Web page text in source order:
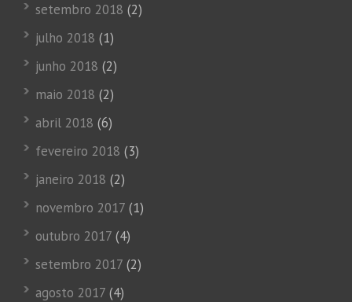
setembro 2018 (2)
julho 2018 (1)
junho 2018 (2)
maio 2018 (2)
abril 2018 (6)
fevereiro 2018 (3)
janeiro 2018 (2)
novembro 2017 (1)
outubro 2017 (4)
setembro 2017 (2)
agosto 2017 (4)